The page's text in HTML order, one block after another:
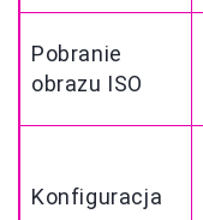
Pobranie
obrazu ISO
Konfiguracja